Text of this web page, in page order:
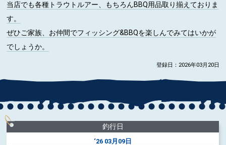
当店でも各種トラウトルアー、もちろんBBQ用品取り揃えておりま
す。
ぜひご家族、お仲間でフィッシング&BBQを楽しんでみてはいかが
でしょうか。
登録日：2026年03月20日
釣行日
‘26 03月09日